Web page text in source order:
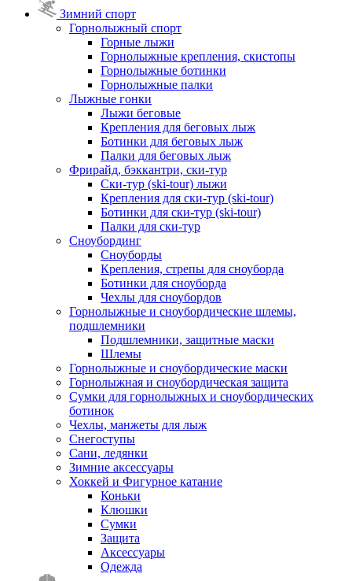
Зимний спорт
Горнолыжный спорт
Горные лыжи
Горнолыжные крепления, скистопы
Горнолыжные ботинки
Горнолыжные палки
Лыжные гонки
Лыжи беговые
Крепления для беговых лыж
Ботинки для беговых лыж
Палки для беговых лыж
Фрирайд, бэккантри, ски-тур
Ски-тур (ski-tour) лыжи
Крепления для ски-тур (ski-tour)
Ботинки для ски-тур (ski-tour)
Палки для ски-тур
Сноубординг
Сноуборды
Крепления, стрепы для сноуборда
Ботинки для сноуборда
Чехлы для сноубордов
Горнолыжные и сноубордические шлемы,
подшлемники
Подшлемники, защитные маски
Шлемы
Горнолыжные и сноубордические маски
Горнолыжная и сноубордическая защита
Сумки для горнолыжных и сноубордических
ботинок
Чехлы, манжеты для лыж
Снегоступы
Сани, ледянки
Зимние аксессуары
Хоккей и Фигурное катание
Коньки
Клюшки
Сумки
Защита
Аксессуары
Одежда